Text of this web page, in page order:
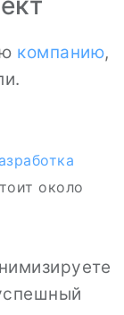
компанию,
около